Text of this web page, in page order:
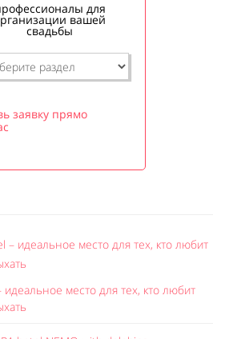
для
вашей
свадьбы
заявку прямо
идеальное место для тех, кто любит